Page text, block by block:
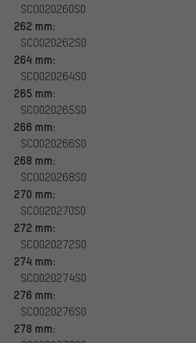
SCO020260S0
262 mm:
SCO020262S0
264 mm:
SCO020264S0
265 mm:
SCO020265S0
266 mm:
SCO020266S0
268 mm:
SCO020268S0
270 mm:
SCO020270S0
272 mm:
SCO020272S0
274 mm:
SCO020274S0
276 mm:
SCO020276S0
278 mm: